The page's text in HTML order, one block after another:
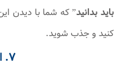
باید بدانید” که شما با دیدن
کنید و جذب شوید.
۷. ابر (Cloud)